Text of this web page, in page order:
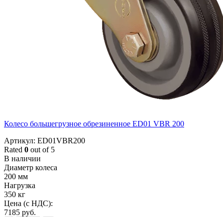
Колесо большегрузное обрезиненное ED01 VBR 200
Артикул: ED01VBR200
Rated 0 out of 5
В наличии
Диаметр колеса
200 мм
Нагрузка
350 кг
Цена (с НДС):
7185 руб.